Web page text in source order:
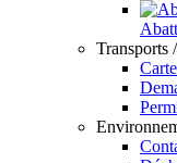
Transports